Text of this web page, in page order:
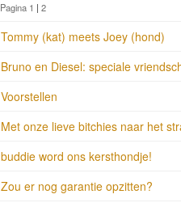
Pagina 1 | 2
Tommy (kat) meets Joey (hond)
Bruno en Diesel: speciale
Voorstellen
Met onze lieve bitchies naar het
buddie word ons kersthondje!
Zou er nog garantie opzitten?